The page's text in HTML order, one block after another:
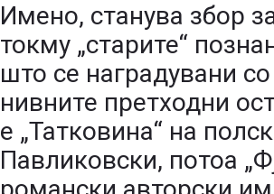
Имено, станува збор
токму „старите“
што се наградувани
нивните претходни
е „Татковина“ на
Павликовски, потоа